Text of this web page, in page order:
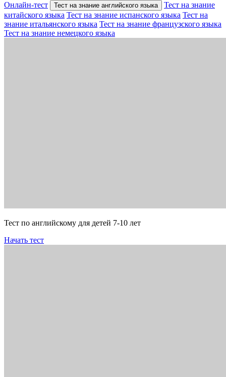
Онлайн-тест
Тест на знание английского языка
Тест на знание
китайского языка Тест на знание испанского языка Тест на
знание итальянского языка Тест на знание французского языка
Тест на знание немецкого языка
Тест по английскому для детей 7-10 лет
Начать тест